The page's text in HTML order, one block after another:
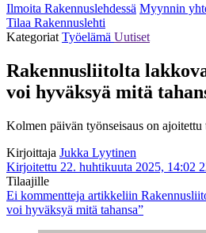
Ilmoita Rakennuslehdessä Myynnin
Tilaa Rakennuslehti
Kategoriat Työelämä Uutiset
Rakennusliitolta
voi hyväksyä mitä
Kolmen päivän työnseisaus on
Kirjoittaja Jukka Lyytinen
Kirjoitettu 22. huhtikuuta 2025, 14:02
Tilaajille
Ei kommentteja artikkeliin
voi hyväksyä mitä tahansa”